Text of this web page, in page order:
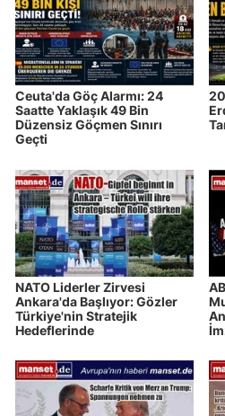
Ceuta'da Göç Alarmı: 24
Saatte Yaklaşık 49 Bin
Düzensiz Göçmen Sınırı
Geçti
NATO Liderler Zirvesi
Ankara'da Başlıyor: Gözler
Türkiye'nin Stratejik
Hedeflerinde